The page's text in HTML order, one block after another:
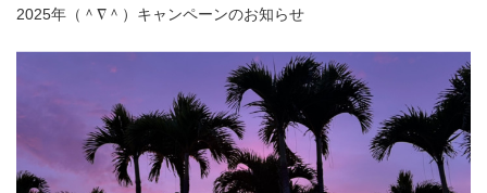
2025年（＾∇＾）キャンペーンのお知らせ